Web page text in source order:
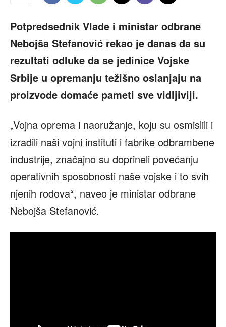
Potpredsednik Vlade i ministar odbrane
Nebojša Stefanović rekao je danas da su
rezultati odluke da se jedinice Vojske
Srbije u opremanju težišno oslanjaju na
proizvode domaće pameti sve vidljiviji.
„Vojna oprema i naoružanje, koju su osmislili i
izradili naši vojni instituti i fabrike odbrambene
industrije, značajno su doprineli povećanju
operativnih sposobnosti naše vojske i to svih
njenih rodova“, naveo je ministar odbrane
Nebojša Stefanović.